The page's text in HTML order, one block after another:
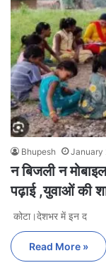
Bhupesh January
न बिजली न
पढ़ाई ,युवाओं की
कोटा।देशभर में इन द
Read More »